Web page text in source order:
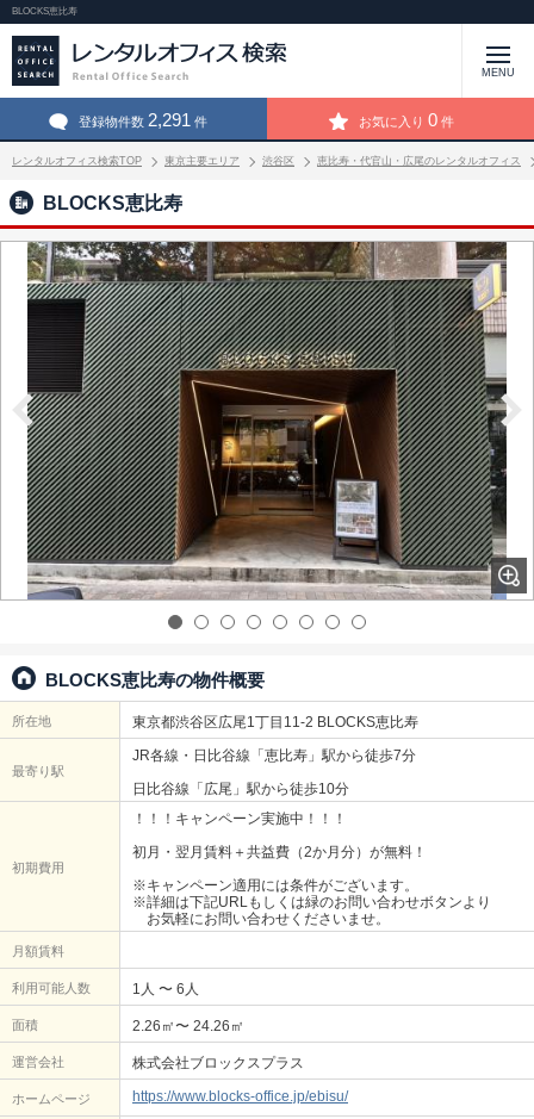
BLOCKS恵比寿
MENU
登録物件数 2,291 件 お気に入り 0 件
レンタルオフィス検索TOP 東京主要エリア 渋谷区 恵比寿・代官山・広尾のレンタルオフィス
BLOCKS恵比寿
BLOCKS恵比寿の物件概要
所在地 東京都渋谷区広尾1丁目11-2 BLOCKS恵比寿
最寄り駅
JR各線・日比谷線「恵比寿」駅から徒歩7分
日比谷線「広尾」駅から徒歩10分
初期費用
！！！キャンペーン実施中！！！
初月・翌月賃料＋共益費（2か月分）が無料！
※キャンペーン適用には条件がございます。
※詳細は下記URLもしくは緑のお問い合わせボタンより
お気軽にお問い合わせくださいませ。
月額賃料
利用可能人数 1人 〜 6人
面積 2.26㎡〜 24.26㎡
運営会社 株式会社ブロックスプラス
ホームページ https://www.blocks-office.jp/ebisu/